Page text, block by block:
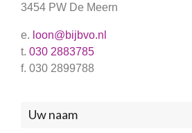
3454 PW De Meern
e. loon@bijbvo.nl
t. 030 2883785
f. 030 2899788
Neem